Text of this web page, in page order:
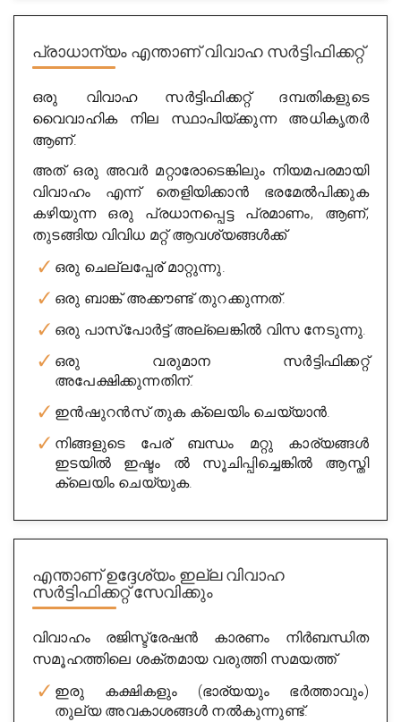
Benaka Enterprises
City : banglore
Experience : 11 years
Rating 5/5
Sdns Services
City : banglore
Get Appointment
പ്രാധാന്യം എന്താണ്വിവാഹ സർട്ടിഫിക്കറ്റ്
ഒരു വിവാഹ സർട്ടിഫിക്കറ്റ് ദമ്പതികളുടെ
വൈവാഹിക നില സ്ഥാപിയ്ക്കുന്ന അധികൃതർ
ആണ്.
അത് ഒരു അവർ മറ്റാരോടെങ്കിലും നിയമപരമായി
വിവാഹം എന്ന് തെളിയിക്കാൻ ഭരമേൽപിക്കുക
കഴിയുന്ന ഒരു പ്രധാനപ്പെട്ട പ്രമാണം, ആണ്,
തുടങ്ങിയ വിവിധ മറ്റ് ആവശ്യങ്ങൾക്ക്
ഒരു ചെല്ലപ്പേര് മാറ്റുന്നു.
ഒരു ബാങ്ക് അക്കൗണ്ട് തുറക്കുന്നത്.
ഒരു പാസ്പോർട്ട് അല്ലെങ്കിൽ വിസ നേടുന്നു.
ഒരു വരുമാന സർട്ടിഫിക്കറ്റ്
അപേക്ഷിക്കുന്നതിന്.
ഇൻഷുറൻസ് തുക ക്ലെയിം ചെയ്യാൻ.
നിങ്ങളുടെ പേര് ബന്ധം മറ്റു കാര്യങ്ങൾ
ഇടയിൽ ഇഷ്ടം ൽ സൂചിപ്പിച്ചെങ്കിൽ ആസ്തി
ക്ലെയിം ചെയ്യുക.
എന്താണ് ഉദ്ദേശ്യം ഇല്ലവിവാഹ
സർട്ടിഫിക്കറ്റ് സേവിക്കും
വിവാഹം രജിസ്ട്രേഷൻ കാരണം നിർബന്ധിത
സമൂഹത്തിലെ ശക്തമായ വരുത്തി സമയത്ത്
ഇരു കക്ഷികളും (ഭാര്യയും ഭർത്താവും)
തുല്യ അവകാശങ്ങൾ നൽകുന്നുണ്ട്.